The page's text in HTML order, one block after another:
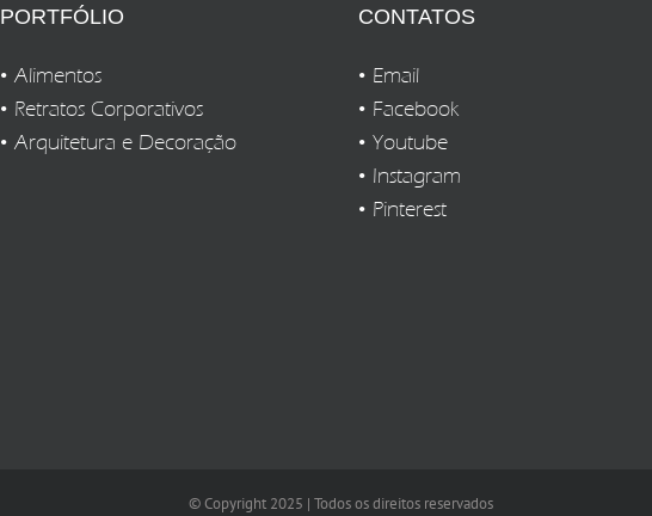
PORTFÓLIO
Alimentos
Retratos Corporativos
Arquitetura e Decoração
CONTATOS
Email
Facebook
Youtube
Instagram
Pinterest
© Copyright 2025 | Todos os direitos reservados